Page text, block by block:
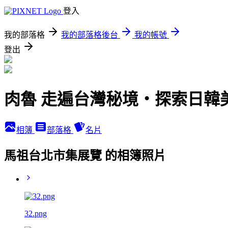
登入
我的部落格 我的部落格後台
我的帳號
登出
肉魯 走遍台灣秘境・探索日韓
相簿 部落格 名片
馬祖台北市集展覽 的相簿照片
32.png